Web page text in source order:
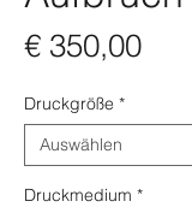
€ 350,00Preis
Druckgröße *
Druckmedium *